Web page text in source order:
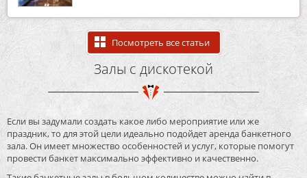
Посмотреть все статьи
Залы с дискотекой
Если вы задумали создать какое либо мероприятие или же
праздник, то для этой цели идеально подойдет аренда банкетного
зала. Он имеет множество особенностей и услуг, которые помогут
провести банкет максимально эффективно и качественно.